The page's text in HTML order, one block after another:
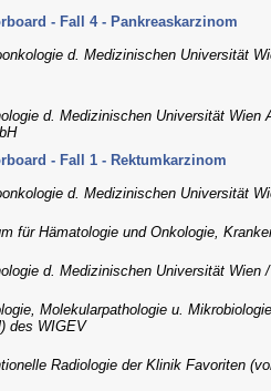
- Fall 4 - Pankreaskarzinom
d. Medizinischen Universität
d. Medizinischen Universität Wien
- Fall 1 - Rektumkarzinom
d. Medizinischen Universität
für Hämatologie und Onkologie,
d. Medizinischen Universität Wien
Molekularpathologie u.
des WIGEV
Radiologie der Klinik Favoriten